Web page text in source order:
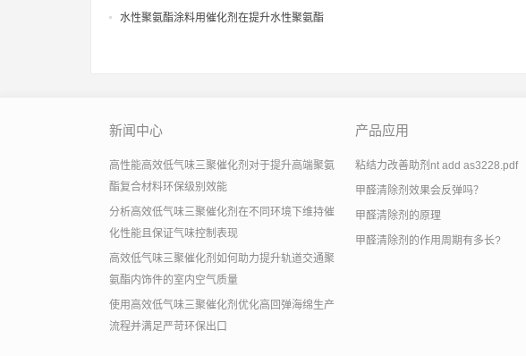
天气下聚氨酯涂层固化慢痛点
水性聚氨酯涂料用催化剂在提升水性聚氨酯
新闻中心
高性能高效低气味三聚催化剂对于提升高端聚氨
酯复合材料环保级别效能
分析高效低气味三聚催化剂在不同环境下维持催
化性能且保证气味控制表现
高效低气味三聚催化剂如何助力提升轨道交通聚
氨酯内饰件的室内空气质量
使用高效低气味三聚催化剂优化高回弹海绵生产
流程并满足严苛环保出口
产品应用
粘结力改善助剂nt add as3228.pdf
甲醛清除剂效果会反弹吗？
甲醛清除剂的原理
甲醛清除剂的作用周期有多长?